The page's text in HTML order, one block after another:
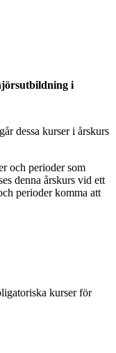
i
dessa kurser i årskurs
och perioder som
denna årskurs vid ett
perioder komma att
kurser för